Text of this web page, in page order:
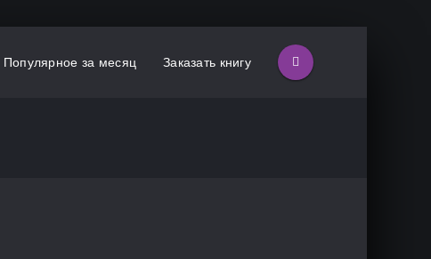
Популярное за месяц Заказать книгу